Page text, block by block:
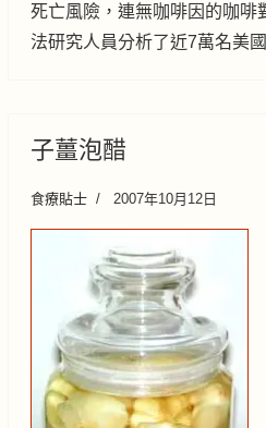
死亡風險，連無咖啡因的咖啡
法研究人員分析了近7萬名美
子薑泡醋
食療貼士 2007年10月12日